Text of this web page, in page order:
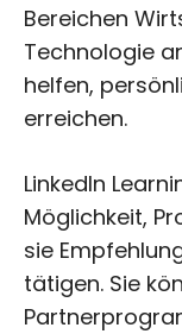
Bereichen
Technologie
helfen,
erreichen.
LinkedIn
Möglichkeit,
sie
tätigen. Sie